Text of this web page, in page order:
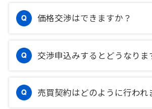
価格交渉はできますか？
交渉申込みするとどうなりま
売買契約はどのように行われ